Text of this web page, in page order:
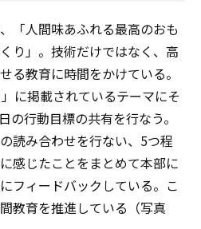
「人間味あふれる最高のおも
り」。技術だけではなく、高
る教育に時間をかけている。
に掲載されているテーマにそ
の行動目標の共有を行なう。
読み合わせを行ない、5つ程
感じたことをまとめて本部に
フィードバックしている。こ
教育を推進している（写真